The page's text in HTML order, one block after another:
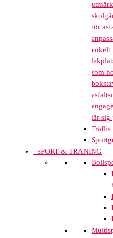
för
enkelt
som
lär sig
Träflis
SPORT & TRÄNING